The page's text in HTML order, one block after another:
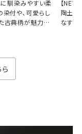
に馴染みやすい柔
染付や、可愛らし
古典柄が魅力の
【
陶土と
なす、